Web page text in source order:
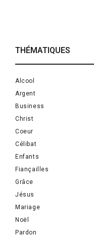
THÉMATIQUES
Alcool
Argent
Business
Christ
Coeur
Célibat
Enfants
Fiançailles
Grâce
Jésus
Mariage
Noël
Pardon